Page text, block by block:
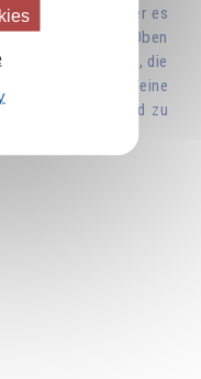
eine Welt, in der es
Unten und Oben
und Tugenden, die
Ich ein. Das Kleine
der Mensch wird zu